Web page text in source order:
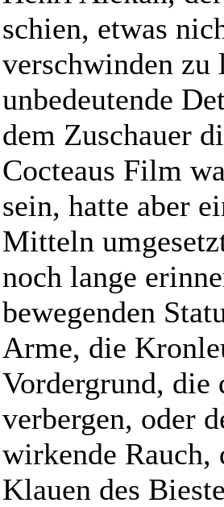
schien, etwas
verschwinden zu
unbedeutende
dem Zuschauer
Cocteaus Film
sein, hatte aber
Mitteln
noch lange
bewegenden
Arme, die
Vordergrund, die
verbergen, oder
wirkende Rauch,
Klauen des